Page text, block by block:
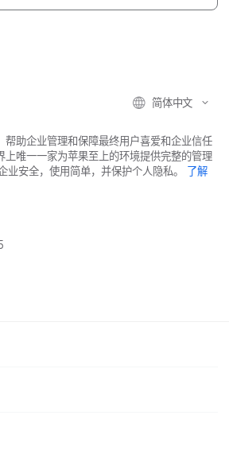
简体​中文
帮助​企业​管理​和​保障​最​终​用​户​喜爱​和​企业​信任​
上​唯​一​一​家​为​苹果​至​上​的​环境​提供​完整​的​管理​
业​安全，​使用​简单，​并​保护​个​人​隐私。
了解